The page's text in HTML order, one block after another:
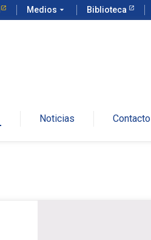
Medios arrow_drop_down Biblioteca
Noticias Contacto